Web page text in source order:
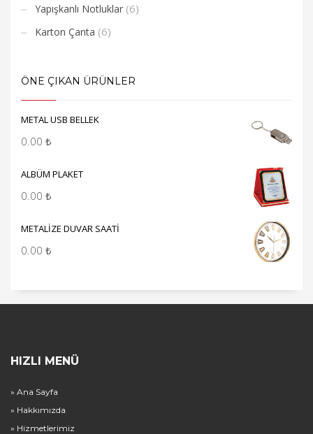
Yapışkanlı Notluklar (6)
Karton Çanta (6)
ÖNE ÇIKAN ÜRÜNLER
METAL USB BELLEK
0.00 ₺
ALBÜM PLAKET
0.00 ₺
METALİZE DUVAR SAATİ
0.00 ₺
HIZLI MENÜ
» Ana Sayfa
» Hakkımızda
» Hizmetlerimiz